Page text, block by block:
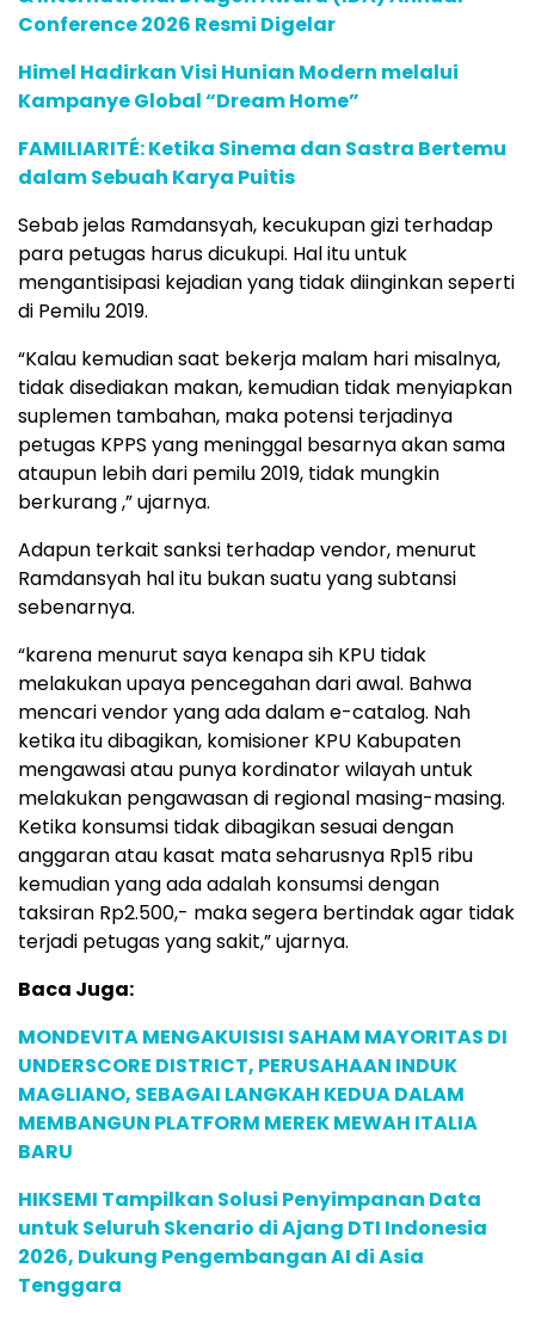
Conference 2026 Resmi Digelar
Himel Hadirkan Visi Hunian Modern melalui
Kampanye Global “Dream Home”
FAMILIARITÉ: Ketika Sinema dan Sastra Bertemu
dalam Sebuah Karya Puitis
Sebab jelas Ramdansyah, kecukupan gizi terhadap
para petugas harus dicukupi. Hal itu untuk
mengantisipasi kejadian yang tidak diinginkan seperti
di Pemilu 2019.
“Kalau kemudian saat bekerja malam hari misalnya,
tidak disediakan makan, kemudian tidak menyiapkan
suplemen tambahan, maka potensi terjadinya
petugas KPPS yang meninggal besarnya akan sama
ataupun lebih dari pemilu 2019, tidak mungkin
berkurang ,” ujarnya.
Adapun terkait sanksi terhadap vendor, menurut
Ramdansyah hal itu bukan suatu yang subtansi
sebenarnya.
“karena menurut saya kenapa sih KPU tidak
melakukan upaya pencegahan dari awal. Bahwa
mencari vendor yang ada dalam e-catalog. Nah
ketika itu dibagikan, komisioner KPU Kabupaten
mengawasi atau punya kordinator wilayah untuk
melakukan pengawasan di regional masing-masing.
Ketika konsumsi tidak dibagikan sesuai dengan
anggaran atau kasat mata seharusnya Rp15 ribu
kemudian yang ada adalah konsumsi dengan
taksiran Rp2.500,- maka segera bertindak agar tidak
terjadi petugas yang sakit,” ujarnya.
Baca Juga:
MONDEVITA MENGAKUISISI SAHAM MAYORITAS DI
UNDERSCORE DISTRICT, PERUSAHAAN INDUK
MAGLIANO, SEBAGAI LANGKAH KEDUA DALAM
MEMBANGUN PLATFORM MEREK MEWAH ITALIA
BARU
HIKSEMI Tampilkan Solusi Penyimpanan Data
untuk Seluruh Skenario di Ajang DTI Indonesia
2026, Dukung Pengembangan AI di Asia
Tenggara